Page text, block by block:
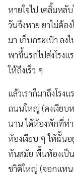
หายใจไป เคลิ้มหลั
วันจึงหาย ยาไม่ต้อ
มา เก็บกระเป๋า ล
พาขึ้นรถไปส่งโรงแ
ให้ถึงเร็ว ๆ
แล้วเราก็มาถึงโร
ถนนใหญ่ (คงเงียบ
นาน ได้ห้องพักที่ห่า
ห้องเงียบ ๆ ให้ฉััน
ทันสมัย พื้นห้องเป็
ชาิติใหญ่ (จอกแหน